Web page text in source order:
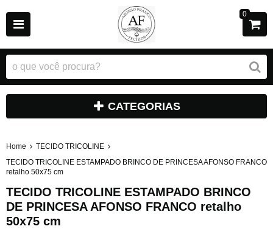
0
CATEGORIAS
Home
TECIDO TRICOLINE
TECIDO TRICOLINE ESTAMPADO BRINCO DE PRINCESA AFONSO FRANCO
retalho 50x75 cm
TECIDO TRICOLINE ESTAMPADO BRINCO
DE PRINCESA AFONSO FRANCO retalho
50x75 cm